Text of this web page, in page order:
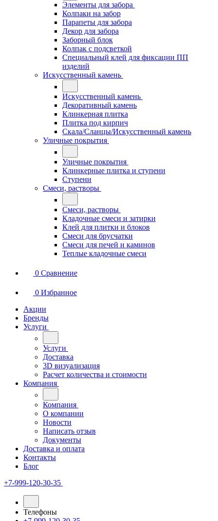
Элементы для забора
Колпаки на забор
Парапеты для забора
Декор для забора
Заборный блок
Колпак с подсветкой
Специальный клей для фиксации ПП
изделий
Искусственный камень
Искусственный камень
Декоративный камень
Клинкерная плитка
Плитка под кирпич
Скала/Сланцы/Искусственный камень
Уличные покрытия
Уличные покрытия
Клинкерные плитка и ступени
Ступени
Смеси, растворы
Смеси, растворы
Кладочные смеси и затирки
Клей для плитки и блоков
Смеси для брусчатки
Смеси для печей и каминов
Теплые кладочные смеси
0 Сравнение
0 Избранное
Акции
Бренды
Услуги
Услуги
Доставка
3D визуализация
Расчет количества и стоимости
Компания
Компания
О компании
Новости
Написать отзыв
Документы
Доставка и оплата
Контакты
Блог
+7-999-120-30-35
Телефоны